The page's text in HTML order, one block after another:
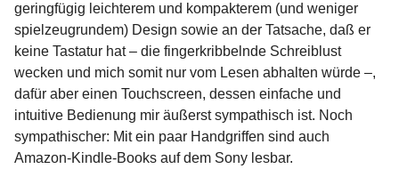
geringfügig leichterem und kompakterem (und weniger
spielzeugrundem) Design sowie an der Tatsache, daß er
keine Tastatur hat – die fingerkribbelnde Schreiblust
wecken und mich somit nur vom Lesen abhalten würde –,
dafür aber einen Touchscreen, dessen einfache und
intuitive Bedienung mir äußerst sympathisch ist. Noch
sympathischer: Mit ein paar Handgriffen sind auch
Amazon-Kindle-Books auf dem Sony lesbar.